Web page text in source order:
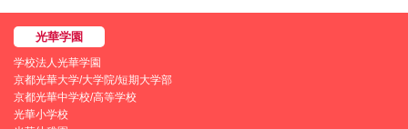
学校法人光華学園
京都光華大学/大学院/短期大学部
京都光華中学校/高等学校
光華小学校